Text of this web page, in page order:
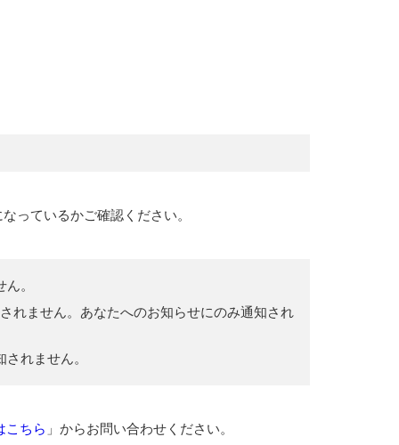
っているかご確認ください。
。
れません。あなたへのお知らせにのみ通知され
れません。
こちら 」からお問い合わせください。